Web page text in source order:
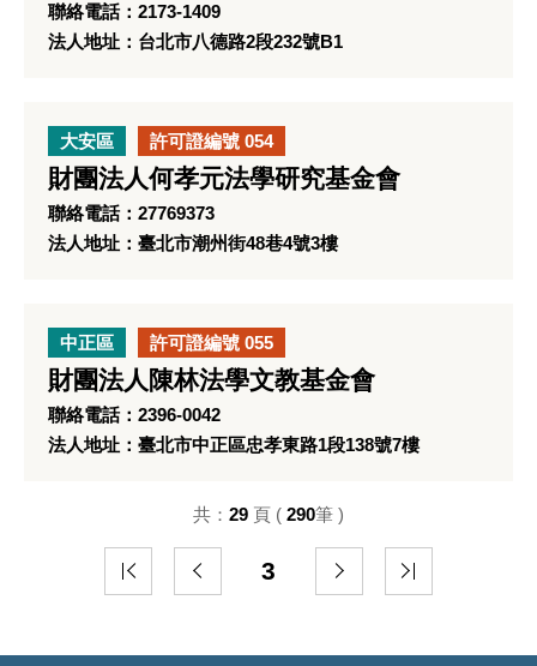
聯絡電話：2173-1409
法人地址：台北市八德路2段232號B1
大安區 許可證編號 054
財團法人何孝元法學研究基金會
聯絡電話：27769373
法人地址：臺北市潮州街48巷4號3樓
中正區 許可證編號 055
財團法人陳林法學文教基金會
聯絡電話：2396-0042
法人地址：臺北市中正區忠孝東路1段138號7樓
3
共： 29 頁 ( 290筆 )